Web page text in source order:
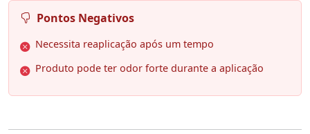
Pontos Negativos
Necessita reaplicação após um tempo
Produto pode ter odor forte durante a aplicação